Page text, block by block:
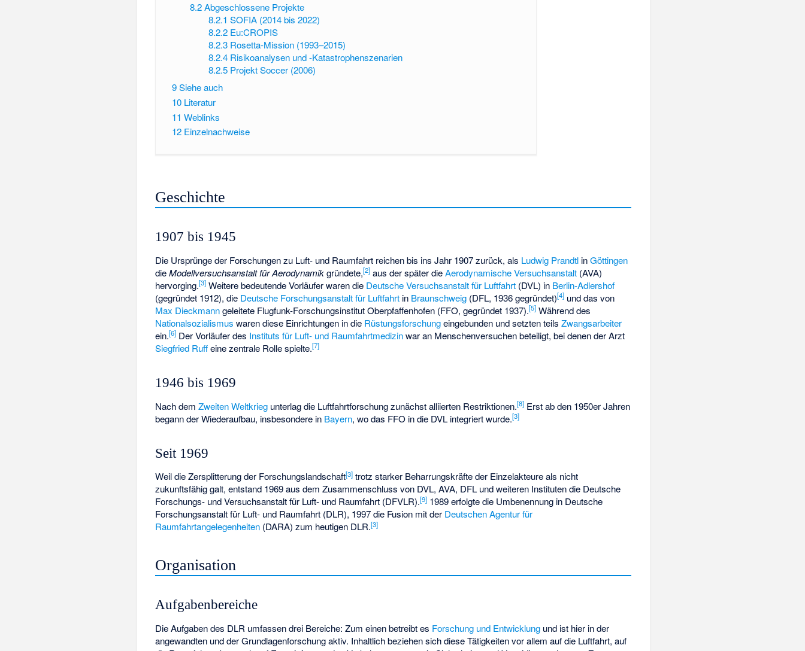
8.2 Abgeschlossene Projekte
8.2.1 SOFIA (2014 bis 2022)
8.2.2 Eu:CROPIS
8.2.3 Rosetta-Mission (1993–2015)
8.2.4 Risikoanalysen und -Katastrophenszenarien
8.2.5 Projekt Soccer (2006)
9Siehe auch
10 Literatur
11 Weblinks
12 Einzelnachweise
Geschichte
1907 bis 1945
Die Ursprünge der Forschungen zu Luft- und Raumfahrt reichen bis ins Jahr 1907 zurück, als Ludwig Prandtl inGöttingen
dieModellversuchsanstalt für Aerodynamikgründete,[2] aus der später dieAerodynamische Versuchsanstalt (AVA)
hervorging.[3] Weitere bedeutende Vorläufer waren die Deutsche Versuchsanstalt für Luftfahrt (DVL) in Berlin-Adlershof
(gegründet 1912), die Deutsche Forschungsanstalt für Luftfahrt in Braunschweig (DFL, 1936 gegründet)[4] und das von
Max Dieckmanngeleitete Flugfunk-Forschungsinstitut Oberpfaffenhofen (FFO, gegründet 1937).[5] Während des
Nationalsozialismus waren diese Einrichtungen in die Rüstungsforschungeingebunden und setzten teilsZwangsarbeiter
ein.[6] Der Vorläufer des Instituts für Luft- und Raumfahrtmedizinwar an Menschenversuchen beteiligt, bei denen der Arzt
Siegfried Ruffeine zentrale Rolle spielte.[7]
1946 bis 1969
Nach demZweiten Weltkrieg unterlag die Luftfahrtforschung zunächst alliierten Restriktionen.[8] Erst ab den 1950er Jahren
begann der Wiederaufbau, insbesondere in Bayern, wo das FFO in die DVL integriert wurde.[3]
Seit 1969
Weil die Zersplitterung der Forschungslandschaft[3] trotz starker Beharrungskräfte der Einzelakteure als nicht
zukunftsfähig galt, entstand 1969 aus dem Zusammenschluss von DVL, AVA, DFL und weiteren Instituten die Deutsche
Forschungs- und Versuchsanstalt für Luft- und Raumfahrt (DFVLR).[9] 1989 erfolgte die Umbenennung in Deutsche
Forschungsanstalt für Luft- und Raumfahrt (DLR), 1997 die Fusion mit der Deutschen Agentur für
Raumfahrtangelegenheiten (DARA) zum heutigen DLR.[3]
Organisation
Aufgabenbereiche
Die Aufgaben des DLR umfassen drei Bereiche: Zum einen betreibt es Forschung und Entwicklung und ist hier in der
angewandten und der Grundlagenforschung aktiv. Inhaltlich beziehen sich diese Tätigkeiten vor allem auf die Luftfahrt, auf